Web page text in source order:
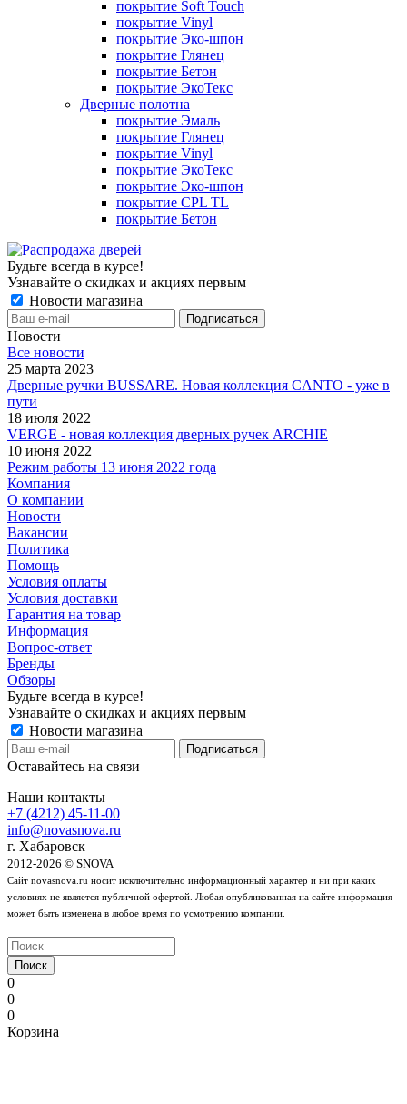
покрытие Soft Touch
покрытие Vinyl
покрытие Эко-шпон
покрытие Глянец
покрытие Бетон
покрытие ЭкоТекс
Дверные полотна
покрытие Эмаль
покрытие Глянец
покрытие Vinyl
покрытие ЭкоТекс
покрытие Эко-шпон
покрытие CPL TL
покрытие Бетон
Будьте всегда в курсе!
Узнавайте о скидках и акциях первым
Новости магазина
Новости
Все новости
25 марта 2023
Дверные ручки BUSSARE. Новая коллекция CANTO - уже в
пути
18 июля 2022
VERGE - новая коллекция дверных ручек ARCHIE
10 июня 2022
Режим работы 13 июня 2022 года
Компания
О компании
Новости
Вакансии
Политика
Помощь
Условия оплаты
Условия доставки
Гарантия на товар
Информация
Вопрос-ответ
Бренды
Обзоры
Будьте всегда в курсе!
Узнавайте о скидках и акциях первым
Новости магазина
Оставайтесь на связи
Наши контакты
+7 (4212) 45-11-00
info@novasnova.ru
г. Хабаровск
2012-2026 © SNOVA
Сайт novasnova.ru носит исключительно информационный характер и ни при каких
условиях не является публичной офертой. Любая опубликованная на сайте информация
может быть изменена в любое время по усмотрению компании.
Поиск
0
0
0
Корзина